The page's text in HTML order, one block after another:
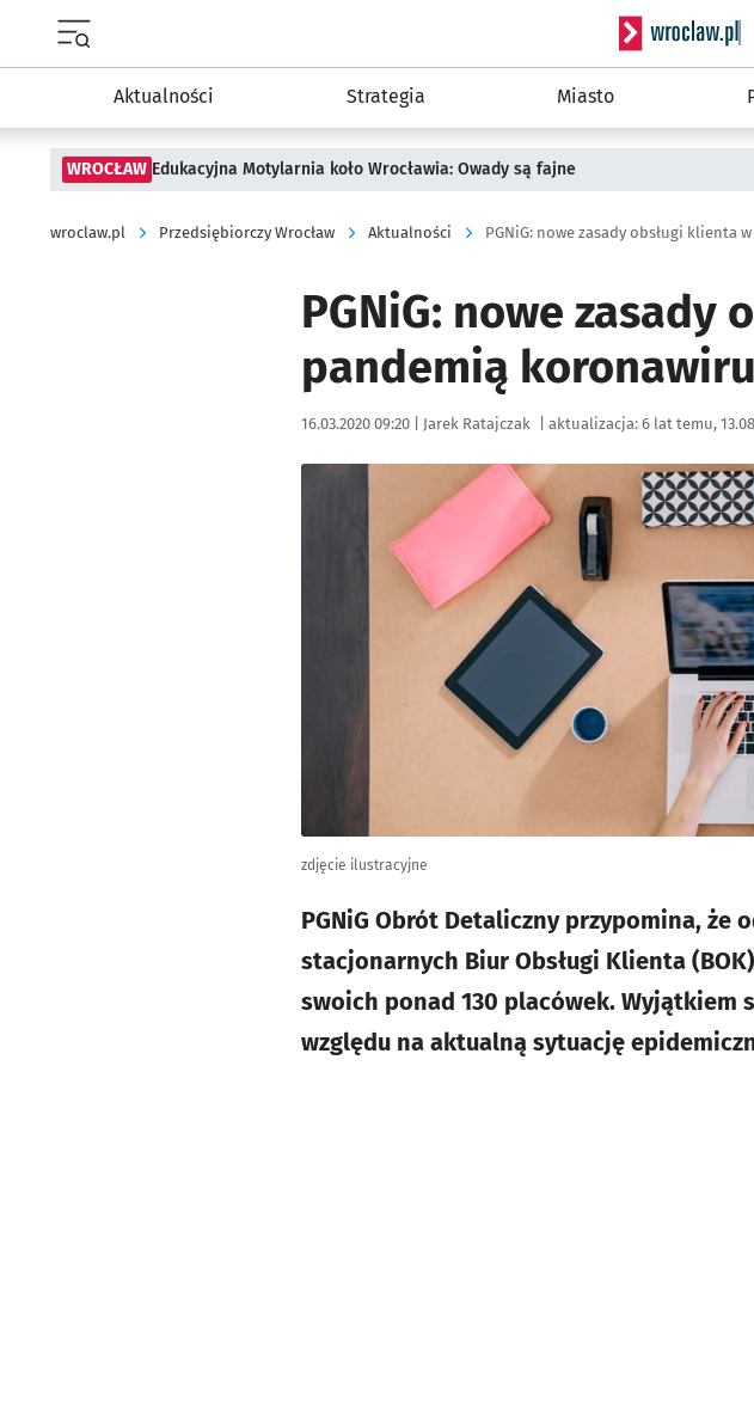
Serwis
Aktualności Strategia Miasto
WROCŁAW Edukacyjna Motylarnia koło Wrocławia: Owady są fajne
wroclaw.pl Przedsiębiorczy Wrocław Aktualności PGNiG: nowe zasady obsługi klienta
PGNiG: nowe zasady
pandemią
Data publikacji:
16.03.2020 09:20 | Autor:
Jarek Ratajczak aktualizacja: 6 lat temu,
Kliknij, aby powiększyć
zdjęcie ilustracyjne
PGNiG Obrót Detaliczny przypomina, że
stacjonarnych Biur Obsługi Klienta
swoich ponad 130 placówek. Wyjątkiem
względu na aktualną sytuację